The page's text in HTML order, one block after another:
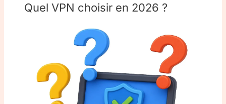
Quel VPN choisir en 2026 ?